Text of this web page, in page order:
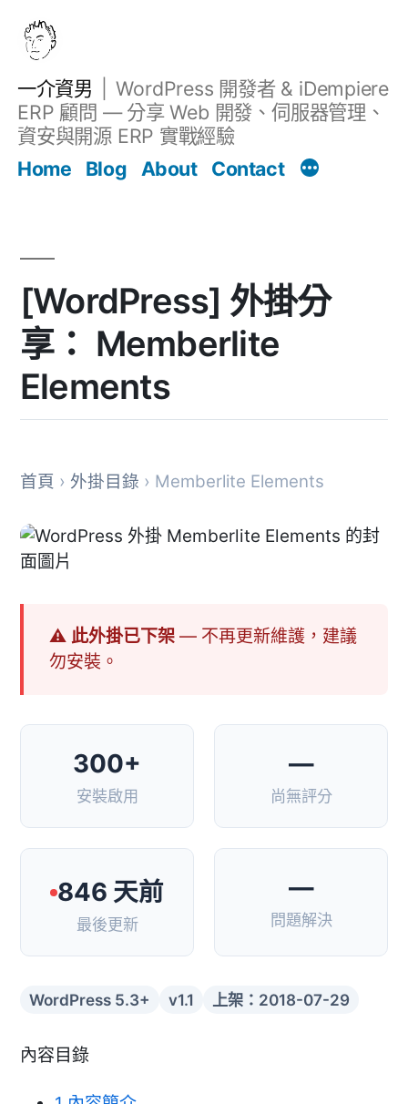
一介資男
WordPress 開發者 & iDempiere
ERP 顧問 — 分享 Web 開發、伺服器管理、
資安與開源 ERP 實戰經驗
Home
Blog About Contact
[WordPress] 外掛分
享： Memberlite
Elements
首頁 › 外掛目錄 › Memberlite Elements
⚠ 此外掛已下架— 不再更新維護，建議
勿安裝。
300+
安裝啟用
—
尚無評分
846 天前
最後更新
—
問題解決
WordPress 5.3+ v1.1 上架：2018-07-29
內容目錄
文章